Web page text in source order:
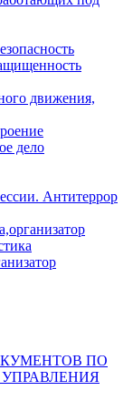
движения,
дело
Антитеррор
ПО